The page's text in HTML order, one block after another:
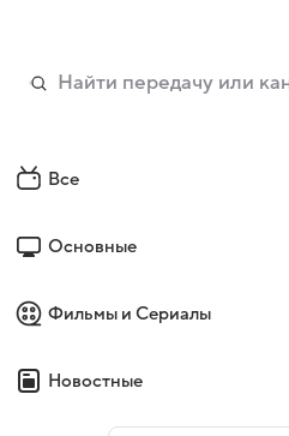
Все
Основные
Фильмы и Сериалы
Новостные